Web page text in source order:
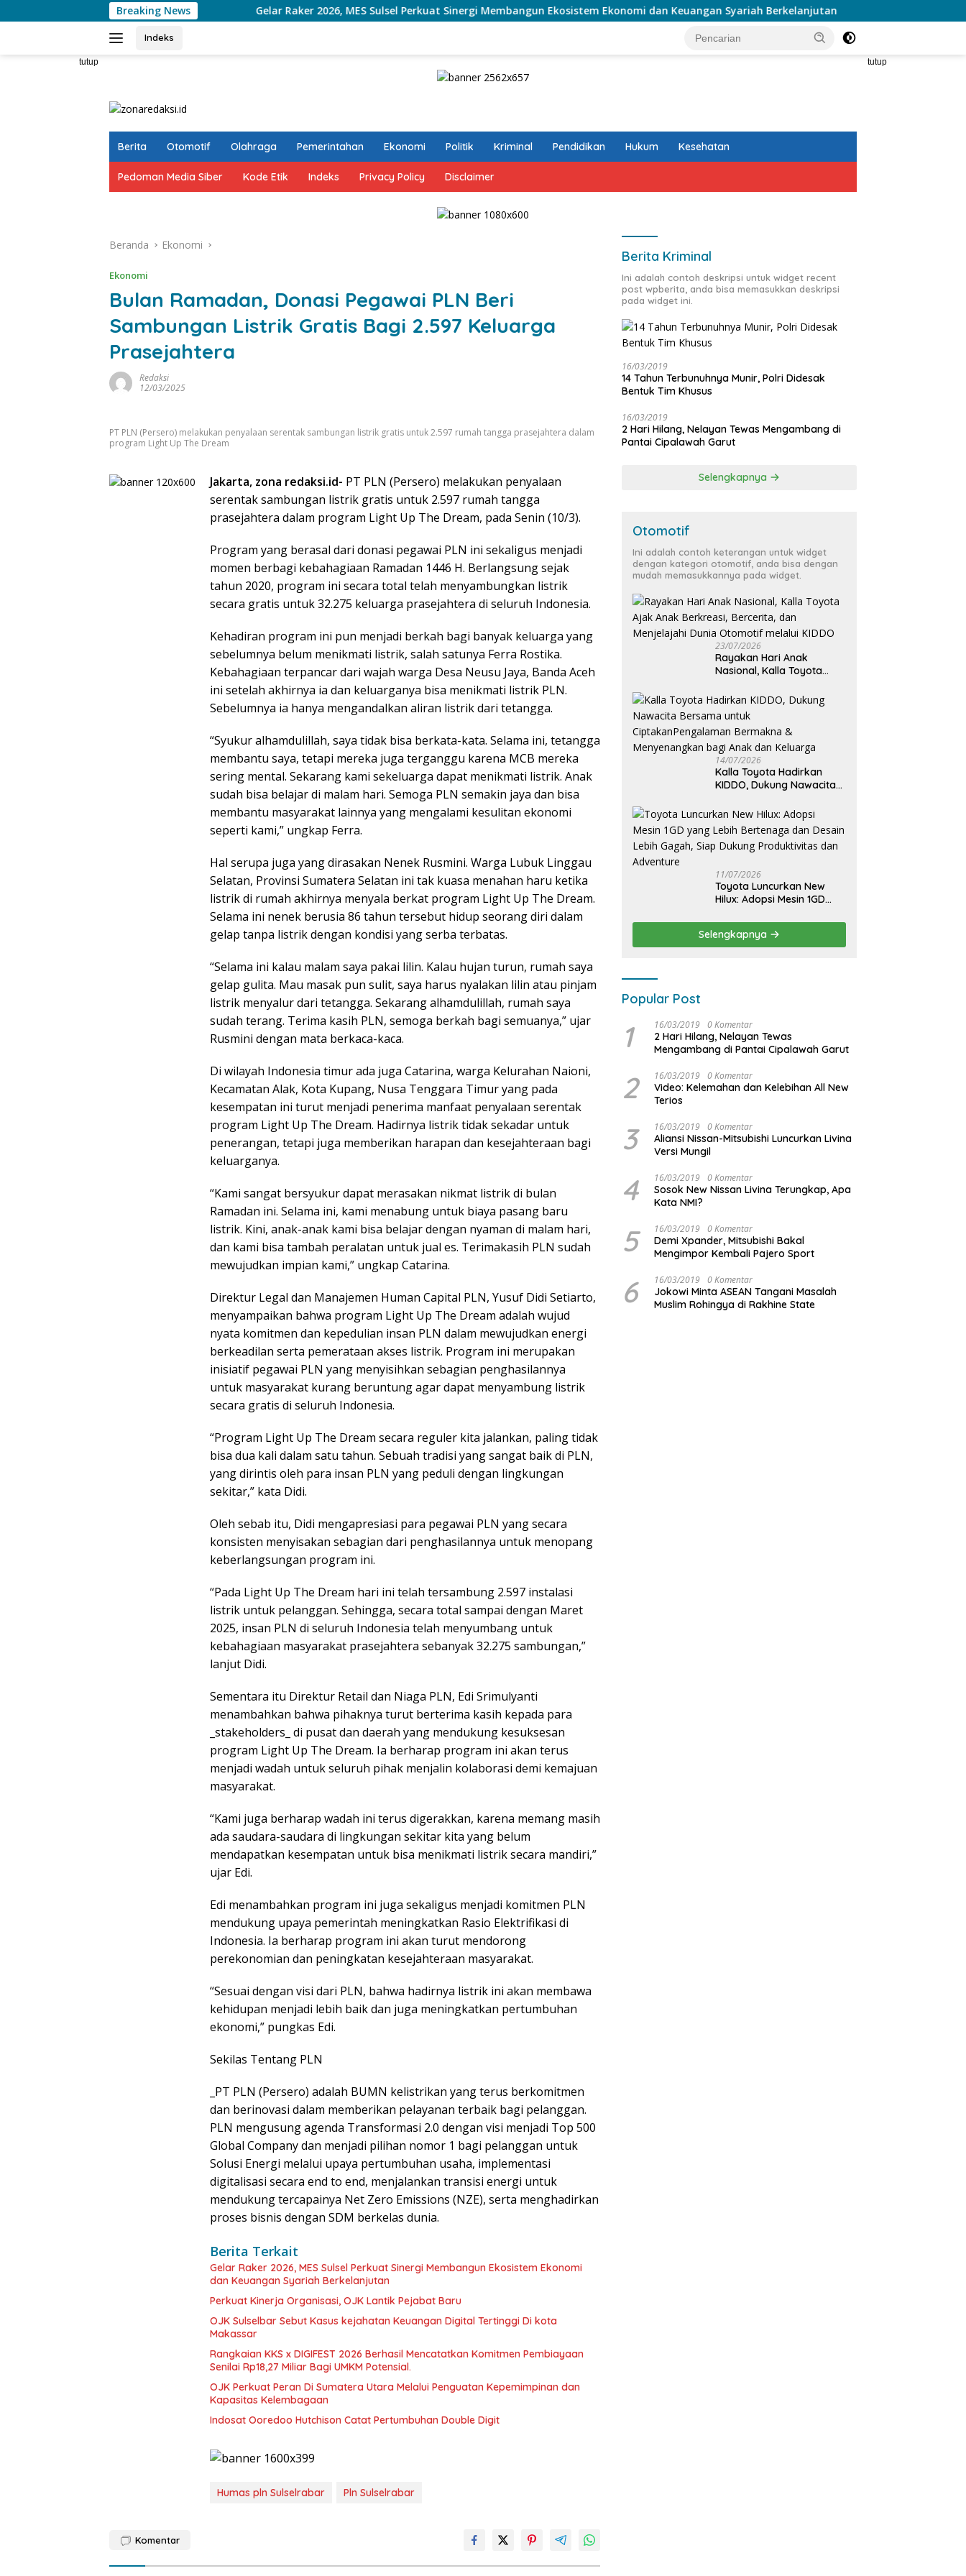
ke
Breaking NewsGelar Raker 2026, MES Sulsel Perkuat Sinergi Membangun Ekosistem Ekonomi dan Keuangan Syariah Berkelanjutan Sosialisasi PKB, Pelindo
Indeks
tutup tutup
Berita Otomotif Olahraga Pemerintahan Ekonomi Politik Kriminal Pendidikan Hukum Kesehatan
Pedoman Media Siber Kode Etik Indeks Privacy Policy Disclaimer
Beranda Ekonomi
Ekonomi
Bulan Ramadan, Donasi Pegawai PLN Beri
Sambungan Listrik Gratis Bagi 2.597 Keluarga
Prasejahtera
Redaksi
12/03/2025
PT PLN (Persero) melakukan penyalaan serentak sambungan listrik gratis untuk 2.597 rumah tangga prasejahtera dalam
program Light Up The Dream
Jakarta, zona redaksi.id- PT PLN (Persero) melakukan penyalaan
serentak sambungan listrik gratis untuk 2.597 rumah tangga
prasejahtera dalam program Light Up The Dream, pada Senin (10/3).
Program yang berasal dari donasi pegawai PLN ini sekaligus menjadi
momen berbagi kebahagiaan Ramadan 1446 H. Berlangsung sejak
tahun 2020, program ini secara total telah menyambungkan listrik
secara gratis untuk 32.275 keluarga prasejahtera di seluruh Indonesia.
Kehadiran program ini pun menjadi berkah bagi banyak keluarga yang
sebelumnya belum menikmati listrik, salah satunya Ferra Rostika.
Kebahagiaan terpancar dari wajah warga Desa Neusu Jaya, Banda Aceh
ini setelah akhirnya ia dan keluarganya bisa menikmati listrik PLN.
Sebelumnya ia hanya mengandalkan aliran listrik dari tetangga.
“Syukur alhamdulillah, saya tidak bisa berkata-kata. Selama ini, tetangga
membantu saya, tetapi mereka juga terganggu karena MCB mereka
sering mental. Sekarang kami sekeluarga dapat menikmati listrik. Anak
sudah bisa belajar di malam hari. Semoga PLN semakin jaya dan bisa
membantu masyarakat lainnya yang mengalami kesulitan ekonomi
seperti kami,” ungkap Ferra.
Hal serupa juga yang dirasakan Nenek Rusmini. Warga Lubuk Linggau
Selatan, Provinsi Sumatera Selatan ini tak kuasa menahan haru ketika
listrik di rumah akhirnya menyala berkat program Light Up The Dream.
Selama ini nenek berusia 86 tahun tersebut hidup seorang diri dalam
gelap tanpa listrik dengan kondisi yang serba terbatas.
“Selama ini kalau malam saya pakai lilin. Kalau hujan turun, rumah saya
gelap gulita. Mau masak pun sulit, saya harus nyalakan lilin atau pinjam
listrik menyalur dari tetangga. Sekarang alhamdulillah, rumah saya
sudah terang. Terima kasih PLN, semoga berkah bagi semuanya,” ujar
Rusmini dengan mata berkaca-kaca.
Di wilayah Indonesia timur ada juga Catarina, warga Kelurahan Naioni,
Kecamatan Alak, Kota Kupang, Nusa Tenggara Timur yang pada
kesempatan ini turut menjadi penerima manfaat penyalaan serentak
program Light Up The Dream. Hadirnya listrik tidak sekadar untuk
penerangan, tetapi juga memberikan harapan dan kesejahteraan bagi
keluarganya.
“Kami sangat bersyukur dapat merasakan nikmat listrik di bulan
Ramadan ini. Selama ini, kami menabung untuk biaya pasang baru
listrik. Kini, anak-anak kami bisa belajar dengan nyaman di malam hari,
dan kami bisa tambah peralatan untuk jual es. Terimakasih PLN sudah
mewujudkan impian kami,” ungkap Catarina.
Direktur Legal dan Manajemen Human Capital PLN, Yusuf Didi Setiarto,
menyampaikan bahwa program Light Up The Dream adalah wujud
nyata komitmen dan kepedulian insan PLN dalam mewujudkan energi
berkeadilan serta pemerataan akses listrik. Program ini merupakan
inisiatif pegawai PLN yang menyisihkan sebagian penghasilannya
untuk masyarakat kurang beruntung agar dapat menyambung listrik
secara gratis di seluruh Indonesia.
“Program Light Up The Dream secara reguler kita jalankan, paling tidak
bisa dua kali dalam satu tahun. Sebuah tradisi yang sangat baik di PLN,
yang dirintis oleh para insan PLN yang peduli dengan lingkungan
sekitar,” kata Didi.
Oleh sebab itu, Didi mengapresiasi para pegawai PLN yang secara
konsisten menyisakan sebagian dari penghasilannya untuk menopang
keberlangsungan program ini.
“Pada Light Up The Dream hari ini telah tersambung 2.597 instalasi
listrik untuk pelanggan. Sehingga, secara total sampai dengan Maret
2025, insan PLN di seluruh Indonesia telah menyumbang untuk
kebahagiaan masyarakat prasejahtera sebanyak 32.275 sambungan,”
lanjut Didi.
Sementara itu Direktur Retail dan Niaga PLN, Edi Srimulyanti
menambahkan bahwa pihaknya turut berterima kasih kepada para
_stakeholders_ di pusat dan daerah yang mendukung kesuksesan
program Light Up The Dream. Ia berharap program ini akan terus
menjadi wadah untuk seluruh pihak menjalin kolaborasi demi kemajuan
masyarakat.
“Kami juga berharap wadah ini terus digerakkan, karena memang masih
ada saudara-saudara di lingkungan sekitar kita yang belum
mendapatkan kesempatan untuk bisa menikmati listrik secara mandiri,”
ujar Edi.
Edi menambahkan program ini juga sekaligus menjadi komitmen PLN
mendukung upaya pemerintah meningkatkan Rasio Elektrifikasi di
Indonesia. Ia berharap program ini akan turut mendorong
perekonomian dan peningkatan kesejahteraan masyarakat.
“Sesuai dengan visi dari PLN, bahwa hadirnya listrik ini akan membawa
kehidupan menjadi lebih baik dan juga meningkatkan pertumbuhan
ekonomi,” pungkas Edi.
Sekilas Tentang PLN
_PT PLN (Persero) adalah BUMN kelistrikan yang terus berkomitmen
dan berinovasi dalam memberikan pelayanan terbaik bagi pelanggan.
PLN mengusung agenda Transformasi 2.0 dengan visi menjadi Top 500
Global Company dan menjadi pilihan nomor 1 bagi pelanggan untuk
Solusi Energi melalui upaya pertumbuhan usaha, implementasi
digitalisasi secara end to end, menjalankan transisi energi untuk
mendukung tercapainya Net Zero Emissions (NZE), serta menghadirkan
proses bisnis dengan SDM berkelas dunia.
Berita Terkait
Gelar Raker 2026, MES Sulsel Perkuat Sinergi Membangun Ekosistem Ekonomi
dan Keuangan Syariah Berkelanjutan
Perkuat Kinerja Organisasi, OJK Lantik Pejabat Baru
OJK Sulselbar Sebut Kasus kejahatan Keuangan Digital Tertinggi Di kota
Makassar
Rangkaian KKS x DIGIFEST 2026 Berhasil Mencatatkan Komitmen Pembiayaan
Senilai Rp18,27 Miliar Bagi UMKM Potensial.
OJK Perkuat Peran Di Sumatera Utara Melalui Penguatan Kepemimpinan dan
Kapasitas Kelembagaan
Indosat Ooredoo Hutchison Catat Pertumbuhan Double Digit
Humas pln Sulselrabar Pln Sulselrabar
Komentar
Berita Kriminal
Ini adalah contoh deskripsi untuk widget recent
post wpberita, anda bisa memasukkan deskripsi
pada widget ini.
16/03/2019
14 Tahun Terbunuhnya Munir, Polri Didesak
Bentuk Tim Khusus
16/03/2019
2 Hari Hilang, Nelayan Tewas Mengambang di
Pantai Cipalawah Garut
Selengkapnya
Otomotif
Ini adalah contoh keterangan untuk widget
dengan kategori otomotif, anda bisa dengan
mudah memasukkannya pada widget.
23/07/2026
Rayakan Hari Anak
Nasional, Kalla Toyota
Bercerita, dan Menjelajahi
Dunia Otomotif melalui
KIDDO
14/07/2026
Kalla Toyota Hadirkan
KIDDO, Dukung Nawacita
CiptakanPengalaman
Bermakna &
Menyenangkan bagi Anak
dan Keluarga
11/07/2026
Toyota Luncurkan New
Hilux: Adopsi Mesin 1GD
Desain Lebih Gagah, Siap
Dukung Produktivitas dan
Adventure
Selengkapnya
Popular Post
1 16/03/2019 0 Komentar
2 Hari Hilang, Nelayan Tewas
Mengambang di Pantai Cipalawah Garut
2 16/03/2019 0 Komentar
Video: Kelemahan dan Kelebihan All New
Terios
3 16/03/2019 0 Komentar
Aliansi Nissan-Mitsubishi Luncurkan Livina
Versi Mungil
4 16/03/2019 0 Komentar
Sosok New Nissan Livina Terungkap, Apa
Kata NMI?
5 16/03/2019 0 Komentar
Demi Xpander, Mitsubishi Bakal
Mengimpor Kembali Pajero Sport
6 16/03/2019 0 Komentar
Jokowi Minta ASEAN Tangani Masalah
Muslim Rohingya di Rakhine State